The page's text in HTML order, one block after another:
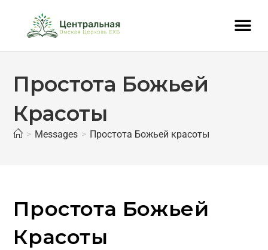
Простота Божьей
Красоты
> Messages > Простота Божьей красоты
Простота Божьей
Красоты